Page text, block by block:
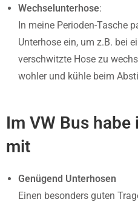
Wechselunterhose:
In meine Perioden-Tasche
Unterhose ein, um z.B. bei
verschwitzte Hose zu
wohler und kühle beim
Im VW Bus
mit
Genügend Unterhosen
Einen besonders guten